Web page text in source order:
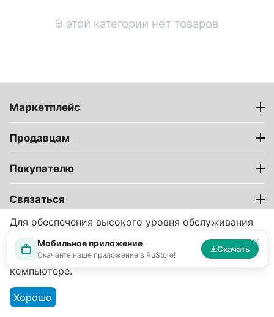
В этой категории нет товаров
Маркетплейс
Продавцам
Покупателю
Связаться
Мобильное приложение
Скачайте наше приложение в RuStore!
Скачать
Для обеспечения высокого уровня обслуживания
Продолжая его использование, вы соглашаетесь с
тем, что файлы cookie будут сохраняться на вашем
компьютере.
Хорошо